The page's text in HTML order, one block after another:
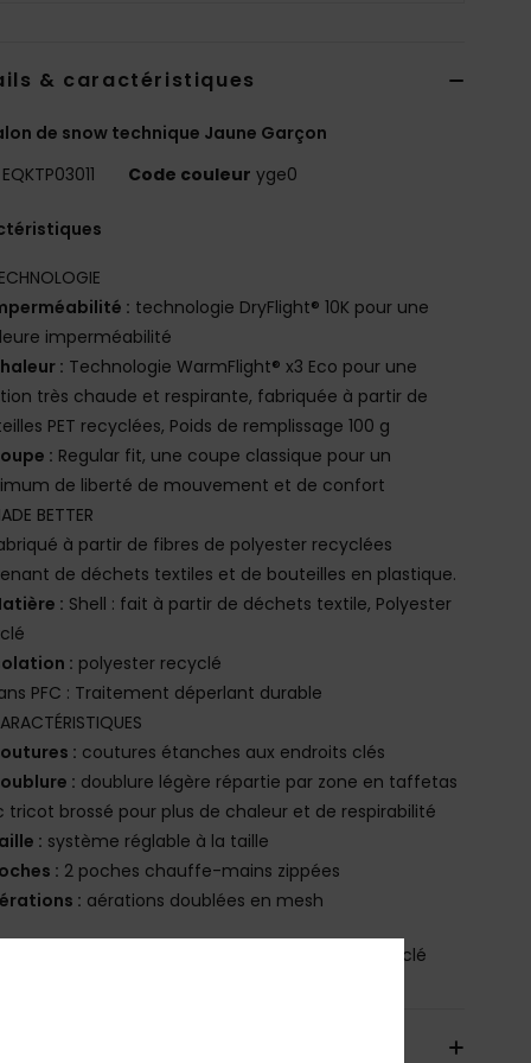
& caractéristiques
de snow technique Jaune Garçon
EQKTP03011 Code couleur yge0
: technologie DryFlight® 10K pour une
imperméabilité
: Technologie WarmFlight® x3 Eco pour une
très chaude et respirante, fabriquée à partir de
PET recyclées, Poids de remplissage 100 g
: Regular fit, une coupe classique pour un
de liberté de mouvement et de confort
BETTER
à partir de fibres de polyester recyclées
de déchets textiles et de bouteilles en plastique.
: Shell : fait à partir de déchets textile, Polyester
: polyester recyclé
PFC : Traitement déperlant durable
: coutures étanches aux endroits clés
: doublure légère répartie par zone en taffetas
tricot brossé pour plus de chaleur et de respirabilité
: système réglable à la taille
: 2 poches chauffe-mains zippées
: aérations doublées en mesh
[Matière principale] 100% Polyester Recyclé